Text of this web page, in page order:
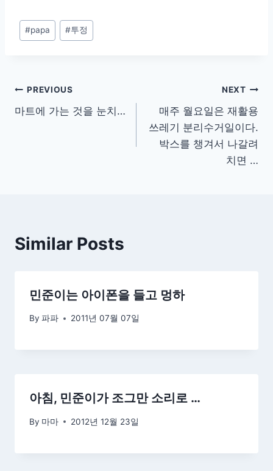
Post
Tags:
#papa #투정
글
탐
PREVIOUS
마트에 가는 것을 눈치…
NEXT
매주 월요일은 재활용
쓰레기 분리수거일이다.
박스를 챙겨서 나갈려
치면 …
Similar Posts
민준이는 아이폰을 들고 멍하
By 파파 2011년 07월 07일
아침, 민준이가 조그만 소리로 …
By 마마 2012년 12월 23일